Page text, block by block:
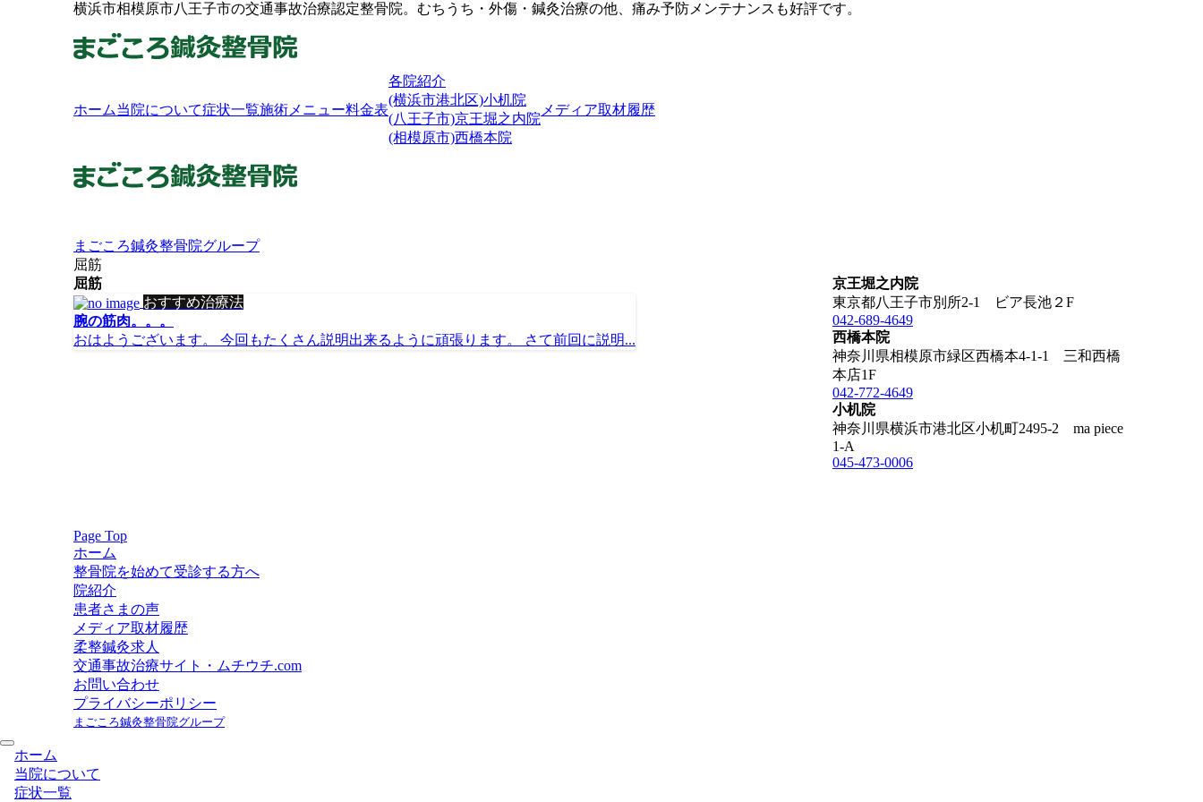
横浜市相模原市八王子市の交通事故治療認定整骨院。むちうち・外傷・鍼灸治療の他、痛み予防メンテナンスも好評です。
ホーム当院について症状一覧施術メニュー料金表
各院紹介
(横浜市港北区)小机院
(八王子市)京王堀之内院
(相模原市)西橋本院
メディア取材履歴
まごころ鍼灸整骨院グループ
屈筋
屈筋
おすすめ治療法
腕の筋肉。。。
おはようございます。 今回もたくさん説明出来るように頑張ります。 さて前回に説明...
京王堀之内院
東京都八王子市別所2-1 ビア長池２F
042-689-4649
西橋本院
神奈川県相模原市緑区西橋本4-1-1 三和西橋
本店1F
042-772-4649
小机院
神奈川県横浜市港北区小机町2495-2 ma piece
1-A
045-473-0006
Page Top
ホーム
整骨院を始めて受診する方へ
院紹介
患者さまの声
メディア取材履歴
柔整鍼灸求人
交通事故治療サイト・ムチウチ.com
お問い合わせ
プライバシーポリシー
まごころ鍼灸整骨院グループ
ホーム
当院について
症状一覧